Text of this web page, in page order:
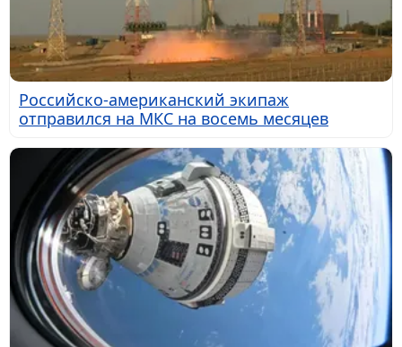
Российско-американский экипаж
отправился на МКС на восемь месяцев